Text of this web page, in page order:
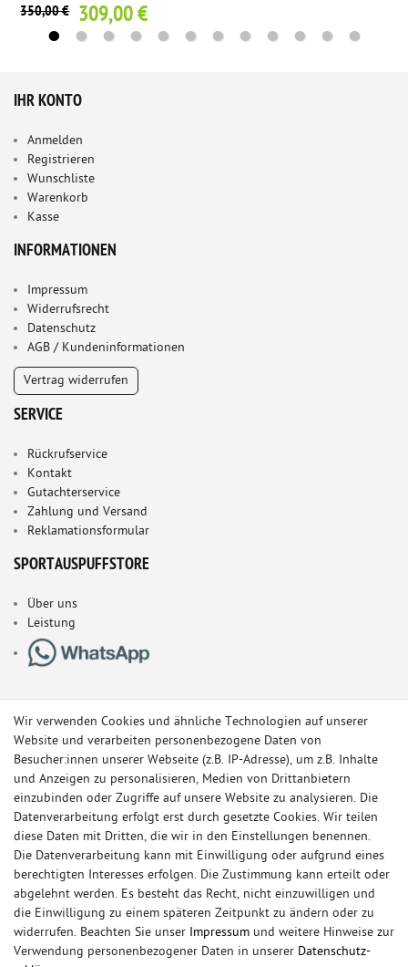
350,00 € 309,00 €
IHR KONTO
Anmelden
Registrieren
Wunschliste
Warenkorb
Kasse
INFORMATIONEN
Impressum
Widerrufsrecht
Datenschutz
AGB / Kundeninformationen
Vertrag widerrufen
SERVICE
Rückrufservice
Kontakt
Gutachterservice
Zahlung und Versand
Reklamationsformular
SPORTAUSPUFFSTORE
Über uns
Leistung
© Copyright 2026 Sportauspuff-Store.de - Alle Rechte vorbehalten.
Preisangaben inkl. gesetzlicher MwSt. und zzgl. Versandkosten
Das Internetportal für Sportendschalldämpfer, Komplettanlagen,
Rennsportanlagen, Sportendrohre, Universalteile, Fächerkrümmer,
Wir verwenden Cookies und ähnliche Technologien auf unserer
Website und verarbeiten personenbezogene Daten von
Besucher:innen unserer Webseite (z.B. IP-Adresse), um z.B. Inhalte
und Anzeigen zu personalisieren, Medien von Drittanbietern
einzubinden oder Zugriffe auf unsere Website zu analysieren. Die
Datenverarbeitung erfolgt erst durch gesetzte Cookies. Wir teilen
diese Daten mit Dritten, die wir in den Einstellungen benennen.
Die Datenverarbeitung kann mit Einwilligung oder aufgrund eines
berechtigten Interesses erfolgen. Die Zustimmung kann erteilt oder
abgelehnt werden. Es besteht das Recht, nicht einzuwilligen und
die Einwilligung zu einem späteren Zeitpunkt zu ändern oder zu
widerrufen. Beachten Sie unser Impressum und weitere Hinweise zur
Verwendung personenbezogener Daten in unserer Daten­schutz­